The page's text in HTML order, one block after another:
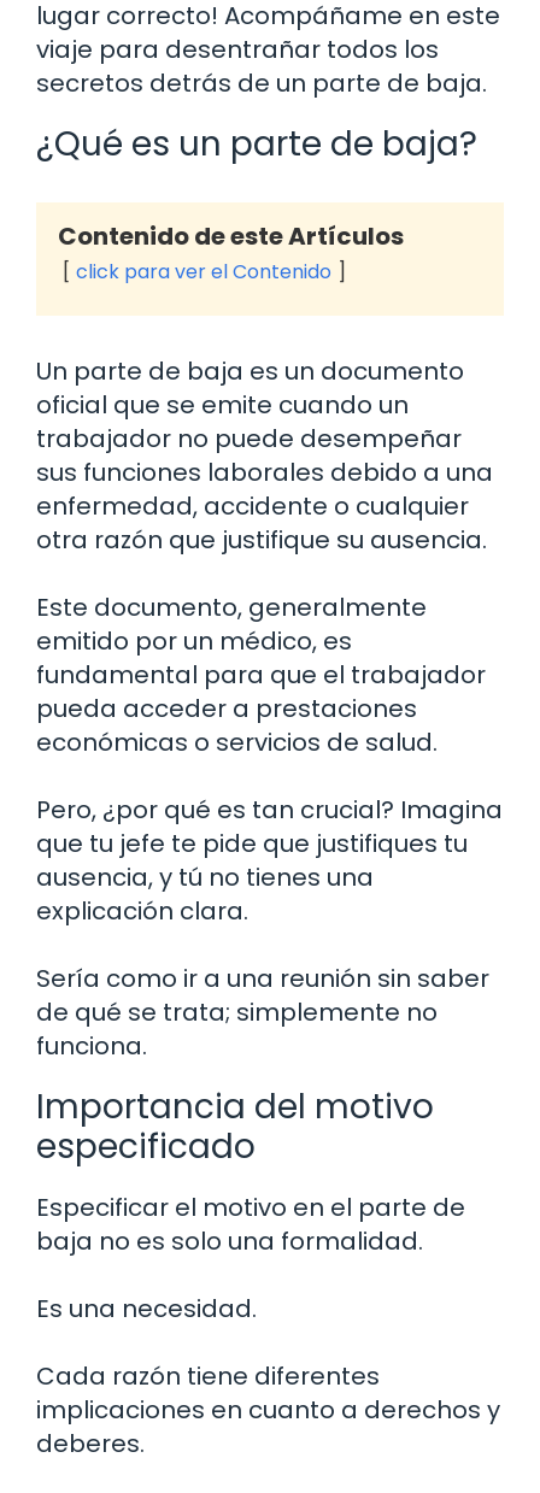
lugar correcto! Acompáñame en este
viaje para desentrañar todos los
secretos detrás de un parte de baja.
¿Qué es un parte de baja?
Contenido de este Artículos
click para ver el Contenido
Un parte de baja es un documento
oficial que se emite cuando un
trabajador no puede desempeñar
sus funciones laborales debido a una
enfermedad, accidente o cualquier
otra razón que justifique su ausencia.
Este documento, generalmente
emitido por un médico, es
fundamental para que el trabajador
pueda acceder a prestaciones
económicas o servicios de salud.
Pero, ¿por qué es tan crucial? Imagina
que tu jefe te pide que justifiques tu
ausencia, y tú no tienes una
explicación clara.
Sería como ir a una reunión sin saber
de qué se trata; simplemente no
funciona.
Importancia del motivo
especificado
Especificar el motivo en el parte de
baja no es solo una formalidad.
Es una necesidad.
Cada razón tiene diferentes
implicaciones en cuanto a derechos y
deberes.